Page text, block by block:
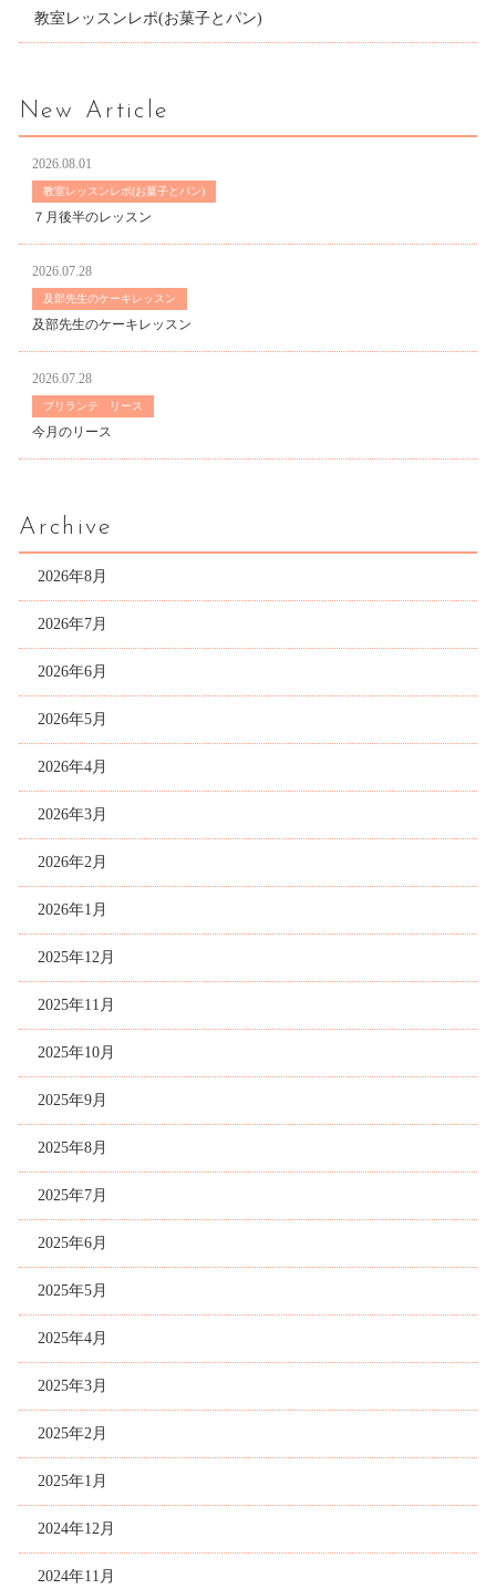
教室レッスンレポ(お菓子とパン)
New Article
2026.08.01
教室レッスンレポ(お菓子とパン)
７月後半のレッスン
2026.07.28
及部先生のケーキレッスン
及部先生のケーキレッスン
2026.07.28
ブリランテ リース
今月のリース
Archive
2026年8月
2026年7月
2026年6月
2026年5月
2026年4月
2026年3月
2026年2月
2026年1月
2025年12月
2025年11月
2025年10月
2025年9月
2025年8月
2025年7月
2025年6月
2025年5月
2025年4月
2025年3月
2025年2月
2025年1月
2024年12月
2024年11月